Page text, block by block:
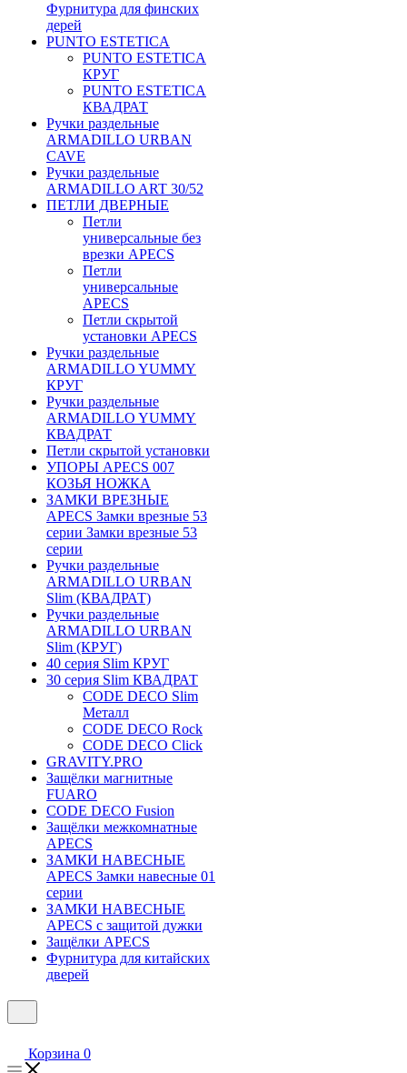
Фурнитура для финских
дерей
PUNTO ESTETICA
PUNTO ESTETICA
КРУГ
PUNTO ESTETICA
КВАДРАТ
Ручки раздельные
ARMADILLO URBAN
CAVE
Ручки раздельные
ARMADILLO ART 30/52
ПЕТЛИ ДВЕРНЫЕ
Петли
универсальные без
врезки APECS
Петли
универсальные
APECS
Петли скрытой
установки APECS
Ручки раздельные
ARMADILLO YUMMY
КРУГ
Ручки раздельные
ARMADILLO YUMMY
КВАДРАТ
Петли скрытой установки
УПОРЫ APECS 007
КОЗЬЯ НОЖКА
ЗАМКИ ВРЕЗНЫЕ
APECS Замки врезные 53
серии Замки врезные 53
серии
Ручки раздельные
ARMADILLO URBAN
Slim (КВАДРАТ)
Ручки раздельные
ARMADILLO URBAN
Slim (КРУГ)
40 серия Slim КРУГ
30 серия Slim КВАДРАТ
CODE DECO Slim
Металл
CODE DECO Rock
CODE DECO Click
GRAVITY.PRO
Защёлки магнитные
FUARO
CODE DECO Fusion
Защёлки межкомнатные
APECS
ЗАМКИ НАВЕСНЫЕ
APECS Замки навесные 01
серии
ЗАМКИ НАВЕСНЫЕ
APECS с защитой дужки
Защёлки APECS
Фурнитура для китайских
дверей
Корзина 0